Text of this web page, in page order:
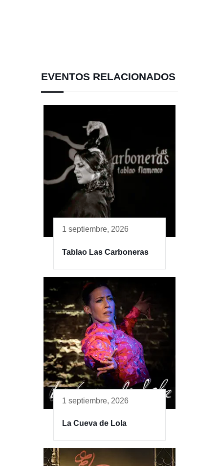
EVENTOS RELACIONADOS
1 septiembre, 2026
Tablao Las Carboneras
1 septiembre, 2026
La Cueva de Lola